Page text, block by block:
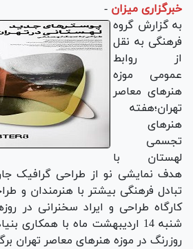
خبرگزاری میزان -
به گزارش گروه
فرهنگی به نقل
از روابط
عمومی موزه
هنرهای معاصر
تهران؛هفته
هنرهای
تجسمی
لهستان با
هدف نمایشی نو از طراحی گرافیک
تبادل فرهنگی بیشتر با هنرمندان و
شنبه 14 اردیبهشت ماه با
روزرنگ در موزه هنرهای معاصر تهران